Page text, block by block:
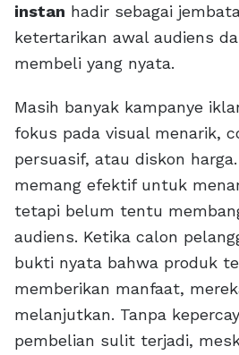
instan hadir sebagai
ketertarikan awal audiens
membeli yang nyata.
Masih banyak kampanye
fokus pada visual menarik,
persuasif, atau diskon
memang efektif untuk
tetapi belum tentu
audiens. Ketika calon
bukti nyata bahwa produk
memberikan manfaat,
melanjutkan. Tanpa
pembelian sulit terjadi,